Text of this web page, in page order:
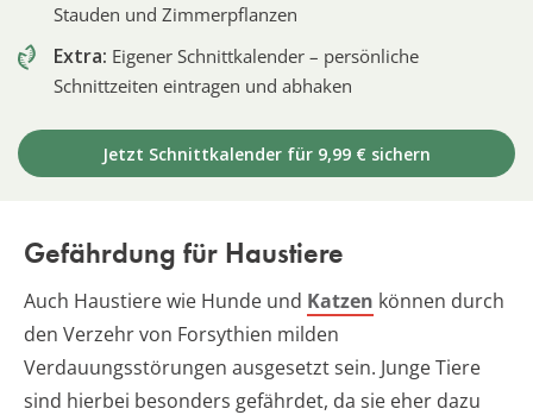
Stauden und Zimmerpflanzen
Extra: Eigener Schnittkalender – persönliche
Schnittzeiten eintragen und abhaken
Jetzt Schnittkalender für 9,99 € sichern
Gefährdung für Haustiere
Auch Haustiere wie Hunde und Katzen können durch
den Verzehr von Forsythien milden
Verdauungsstörungen ausgesetzt sein. Junge Tiere
sind hierbei besonders gefährdet, da sie eher dazu